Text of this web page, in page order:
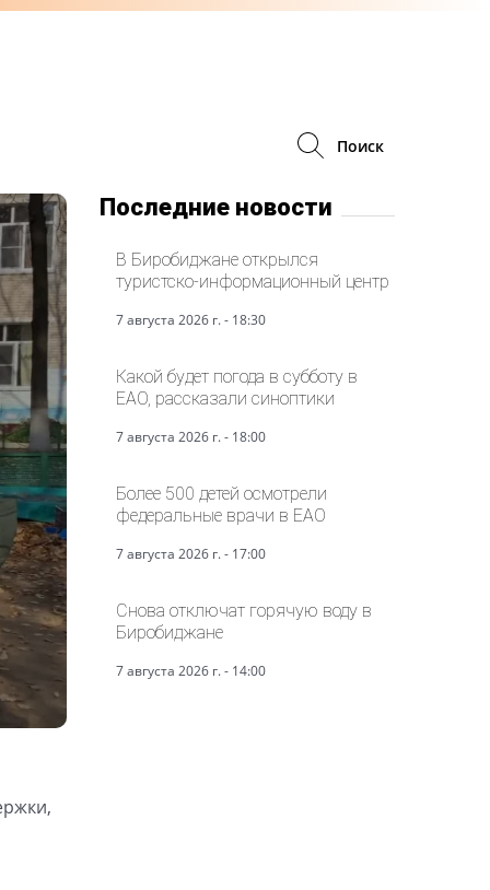
Поиск
Последние новости
В Биробиджане открылся
туристско-информационный центр
7 августа 2026 г. - 18:30
Какой будет погода в субботу в
ЕАО, рассказали синоптики
7 августа 2026 г. - 18:00
Более 500 детей осмотрели
федеральные врачи в ЕАО
7 августа 2026 г. - 17:00
Снова отключат горячую воду в
Биробиджане
7 августа 2026 г. - 14:00